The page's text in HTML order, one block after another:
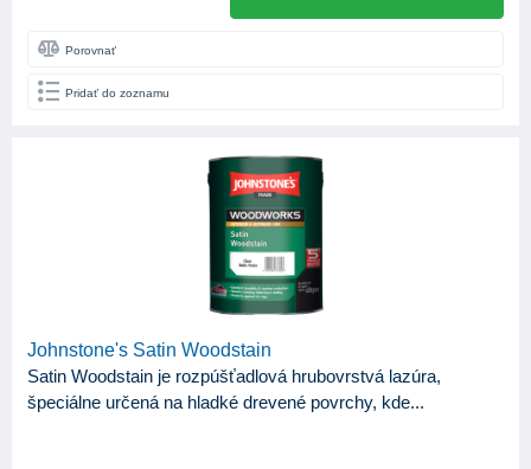
Porovnať
Pridať do zoznamu
Johnstone's Satin Woodstain
Satin Woodstain je rozpúšťadlová hrubovrstvá lazúra,
špeciálne určená na hladké drevené povrchy, kde...